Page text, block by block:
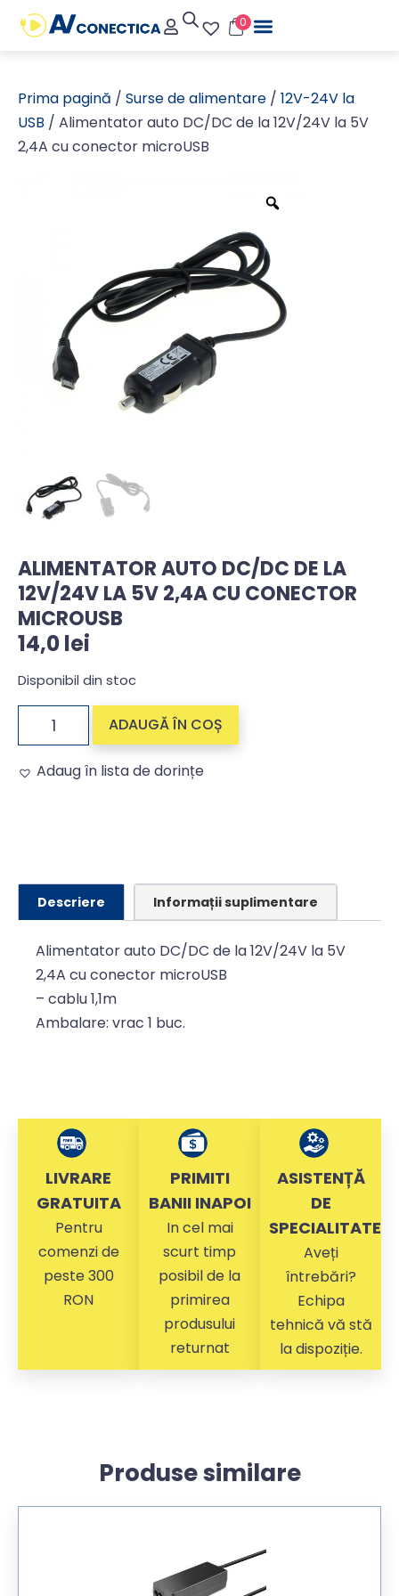
0
Prima pagină / Surse de alimentare / 12V-24V la
USB / Alimentator auto DC/DC de la 12V/24V la 5V
2,4A cu conector microUSB
ALIMENTATOR AUTO DC/DC DE LA
12V/24V LA 5V 2,4A CU CONECTOR
MICROUSB
14,0lei
Disponibil din stoc
ADAUGĂ ÎN COȘ
Adaug în lista de dorințe
Descriere Informații suplimentare
Alimentator auto DC/DC de la 12V/24V la 5V
2,4A cu conector microUSB
– cablu 1,1m
Ambalare: vrac 1 buc.
LIVRARE
GRATUITA
Pentru
comenzi de
peste 300
RON
PRIMITI
BANII INAPOI
In cel mai
scurt timp
posibil de la
primirea
produsului
returnat
ASISTENȚĂ
DE
SPECIALITATE
Aveți
întrebări?
Echipa
tehnică vă stă
la dispoziție.
Produse similare